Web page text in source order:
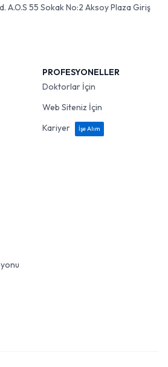
A.O.S 55 Sokak No:2 Aksoy Plaza Giriş
PROFESYONELLER
Doktorlar İçin
Web Siteniz İçin
Kariyer
İşe Alım